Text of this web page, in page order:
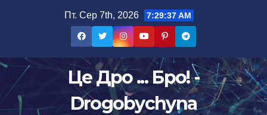
Пт. Сер 7th, 2026 7:29:38 AM
Це Дро ... Бро! -
Drogobychyna